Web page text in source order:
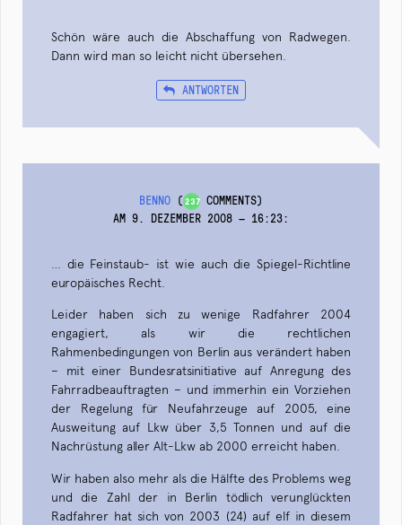
Schön wäre auch die Abschaffung von Radwegen.
Dann wird man so leicht nicht übersehen.
ANTWORTEN
BENNO (237 COMMENTS)
AM 9. DEZEMBER 2008 — 16:23:
… die Feinstaub- ist wie auch die Spiegel-Richtline
europäisches Recht.
Leider haben sich zu wenige Radfahrer 2004
engagiert, als wir die rechtlichen
Rahmenbedingungen von Berlin aus verändert haben
– mit einer Bundesratsinitiative auf Anregung des
Fahrradbeauftragten – und immerhin ein Vorziehen
der Regelung für Neufahrzeuge auf 2005, eine
Ausweitung auf Lkw über 3,5 Tonnen und auf die
Nachrüstung aller Alt-Lkw ab 2000 erreicht haben.
Wir haben also mehr als die Hälfte des Problems weg
und die Zahl der in Berlin tödlich verunglückten
Radfahrer hat sich von 2003 (24) auf elf in diesem